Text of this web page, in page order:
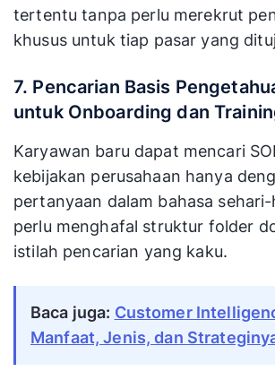
tertentu tanpa perlu merekrut
khusus untuk tiap pasar yang
7. Pencarian Basis
untuk Onboarding dan
Karyawan baru dapat mencari
kebijakan perusahaan hanya
pertanyaan dalam bahasa
perlu menghafal struktur folder
istilah pencarian yang kaku.
Baca juga: Customer
Manfaat, Jenis, dan